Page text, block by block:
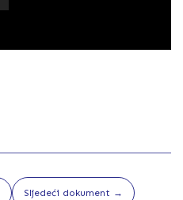
Sljedeći dokument →